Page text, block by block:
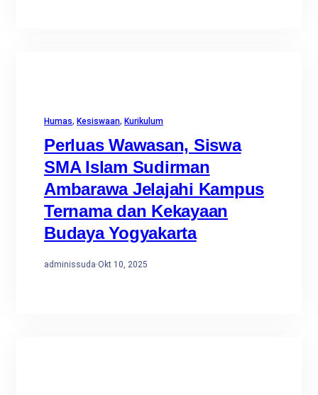
Humas, Kesiswaan, Kurikulum
Perluas Wawasan, Siswa
SMA Islam Sudirman
Ambarawa Jelajahi Kampus
Ternama dan Kekayaan
Budaya Yogyakarta
adminissuda·Okt 10, 2025